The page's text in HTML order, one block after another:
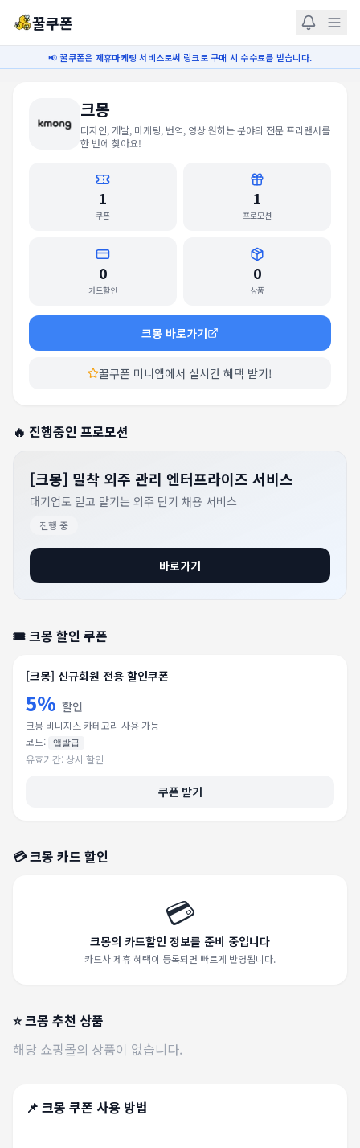
꿀쿠폰
📢 꿀쿠폰은 제휴마케팅 서비스로써 링크로 구매 시 수수료를 받습니다.
크몽
디자인, 개발, 마케팅, 번역, 영상 원하는 분야의 전문 프리랜서를
한 번에 찾아요!
1
쿠폰
1
프로모션
0
카드할인
0
상품
크몽 바로가기
꿀쿠폰 미니앱에서 실시간 혜택 받기!
🔥 진행중인 프로모션
[크몽] 밀착 외주 관리 엔터프라이즈 서비스
대기업도 믿고 맡기는 외주 단기 채용 서비스
진행 중
바로가기
🎟️크몽 할인 쿠폰
[크몽] 신규회원 전용 할인쿠폰
5% 할인
크몽 비니지스 카테고리 사용 가능
코드:
앱발급
유효기간: 상시 할인
쿠폰 받기
💳크몽 카드 할인
💳
크몽의 카드할인 정보를 준비 중입니다
카드사 제휴 혜택이 등록되면 빠르게 반영됩니다.
⭐크몽 추천 상품
해당 쇼핑몰의 상품이 없습니다.
📌 크몽 쿠폰 사용 방법